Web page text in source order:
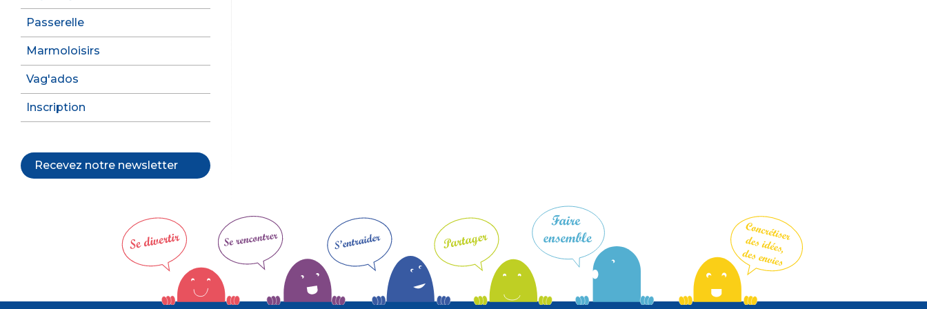
Passerelle
Marmoloisirs
Vag'ados
Inscription
Recevez notre newsletter